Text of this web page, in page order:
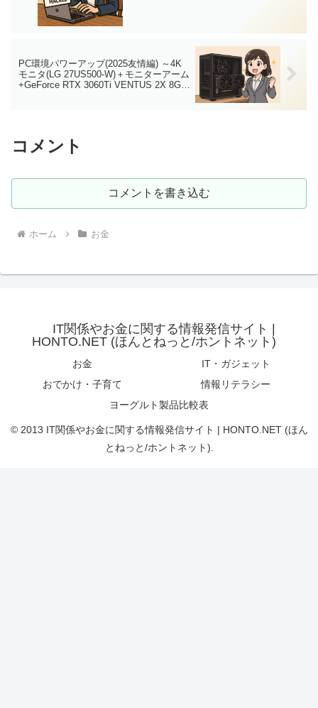
PC環境パワーアップ(2025友情編) ～4K
モニタ(LG 27US500-W)＋モニターアーム
+GeForce RTX 3060Ti VENTUS 2X 8G
コメント
コメントを書き込む
ホーム お金
IT関係やお金に関する情報発信サイト |
HONTO.NET (ほんとねっと/ホントネット)
お金
IT・ガジェット
おでかけ・子育て
情報リテラシー
ヨーグルト製品比較表
© 2013 IT関係やお金に関する情報発信サイト | HONTO.NET (ほん
とねっと/ホントネット).